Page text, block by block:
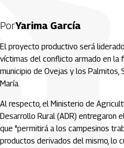
PorYarima García
El proyecto productivo será
víctimas del conflicto armado en la
municipio de Ovejas y los Palmitos,
María.
Al respecto, el Ministerio de
Desarrollo Rural (ADR) entregaron
que "permitirá a los campesinos
productos derivados del mismo, lo